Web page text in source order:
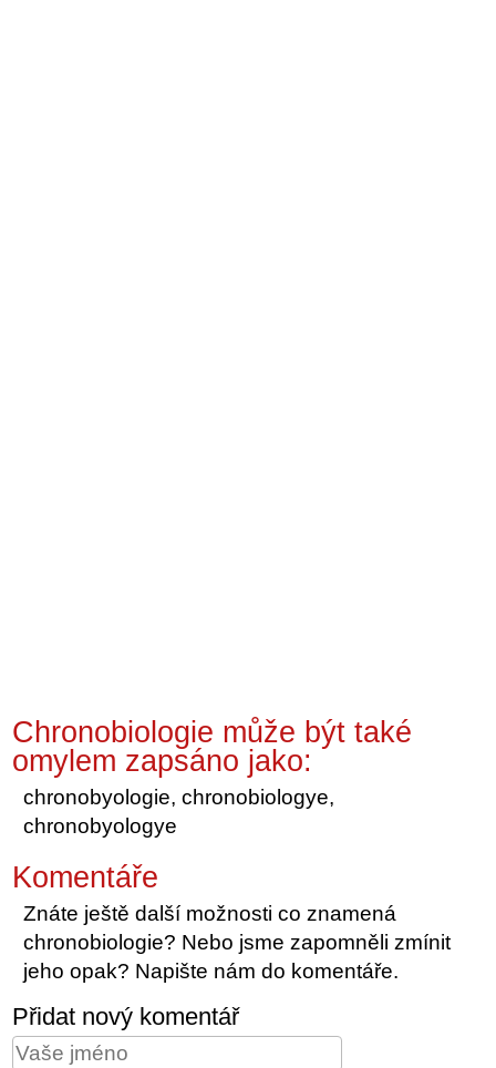
Chronobiologie může být také
omylem zapsáno jako:
chronobyologie, chronobiologye,
chronobyologye
Komentáře
Znáte ještě další možnosti co znamená
chronobiologie? Nebo jsme zapomněli zmínit
jeho opak? Napište nám do komentáře.
Přidat nový komentář